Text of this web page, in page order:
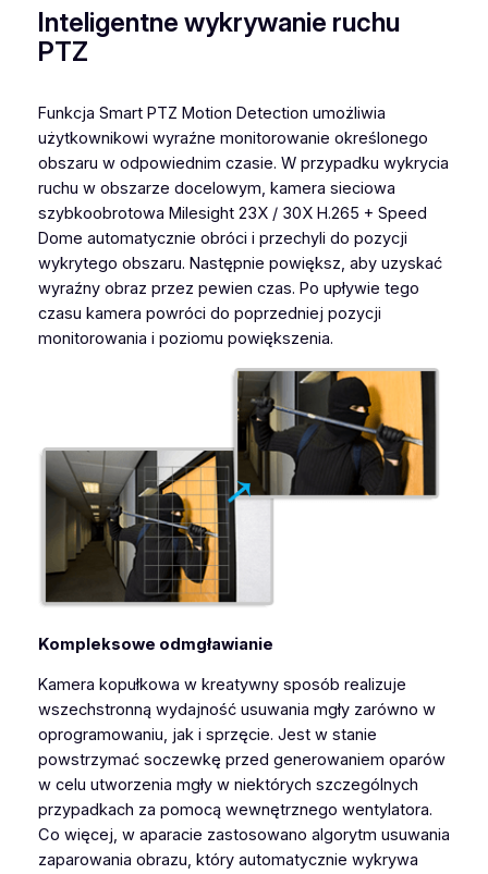
Inteligentne wykrywanie ruchu
PTZ
Funkcja Smart PTZ Motion Detection umożliwia
użytkownikowi wyraźne monitorowanie określonego
obszaru w odpowiednim czasie. W przypadku wykrycia
ruchu w obszarze docelowym, kamera sieciowa
szybkoobrotowa Milesight 23X / 30X H.265 + Speed
Dome automatycznie obróci i przechyli do pozycji
wykrytego obszaru. Następnie powiększ, aby uzyskać
wyraźny obraz przez pewien czas. Po upływie tego
czasu kamera powróci do poprzedniej pozycji
monitorowania i poziomu powiększenia.
Kompleksowe odmgławianie
Kamera kopułkowa w kreatywny sposób realizuje
wszechstronną wydajność usuwania mgły zarówno w
oprogramowaniu, jak i sprzęcie. Jest w stanie
powstrzymać soczewkę przed generowaniem oparów
w celu utworzenia mgły w niektórych szczególnych
przypadkach za pomocą wewnętrznego wentylatora.
Co więcej, w aparacie zastosowano algorytm usuwania
zaparowania obrazu, który automatycznie wykrywa